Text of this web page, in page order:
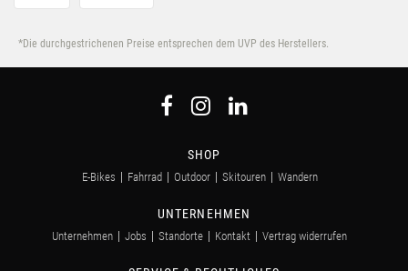
*Die durchgestrichenen Preise entsprechen dem UVP des Herstellers.
SHOP
E-Bikes Fahrrad Outdoor Skitouren Wandern
UNTERNEHMEN
Unternehmen Jobs Standorte Kontakt Vertrag widerrufen